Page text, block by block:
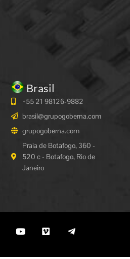
Brasil
+55 21 98126-9882
brasil@grupogoberna.com
grupogoberna.com
Praia de Botafogo, 360 -
520 c - Botafogo, Rio de
Janeiro